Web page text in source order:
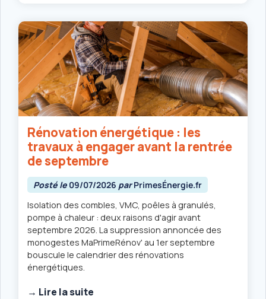
Rénovation énergétique : les
travaux à engager avant la rentrée
de septembre
Posté le 09/07/2026 parPrimesÉnergie.fr
Isolation des combles, VMC, poêles à granulés,
pompe à chaleur : deux raisons d'agir avant
septembre 2026. La suppression annoncée des
monogestes MaPrimeRénov' au 1er septembre
bouscule le calendrier des rénovations
énergétiques.
→ Lire la suite